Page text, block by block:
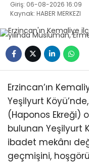
Giriş: 06-08-2026 16:09
Kaynak: HABER MERKEZI
Erzincan’ın
Yeşilyurt
(Haponos Ekreği)
bulunan Yeşilyurt
ibadet mekânı
geçmişini,